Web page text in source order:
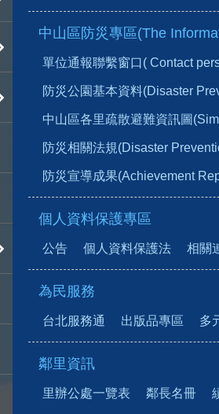
中山區防災專區(The
單位通報聯繫窗口( Contact
防災公園基本資料(Disaster
中山區各里疏散避難資訊圖
防災相關法規(Disaster
防災宣導成果(Achievement
個人資料保護專區
公告 個人資料保護法 相關
為民服務
台北服務通 出版品專區 多
鄰里資訊
里辦公處一覽表 鄰長名冊